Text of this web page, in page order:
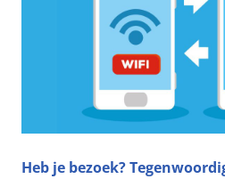
Heb je bezoek?